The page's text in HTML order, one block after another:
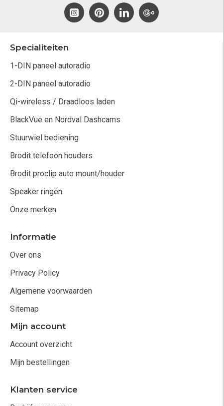
Specialiteiten
1-DIN paneel autoradio
2-DIN paneel autoradio
Qi-wireless / Draadloos laden
BlackVue en Nordval Dashcams
Stuurwiel bediening
Brodit telefoon houders
Brodit proclip auto mount/houder
Speaker ringen
Onze merken
Informatie
Over ons
Privacy Policy
Algemene voorwaarden
Sitemap
Mijn account
Account overzicht
Mijn bestellingen
Klanten service